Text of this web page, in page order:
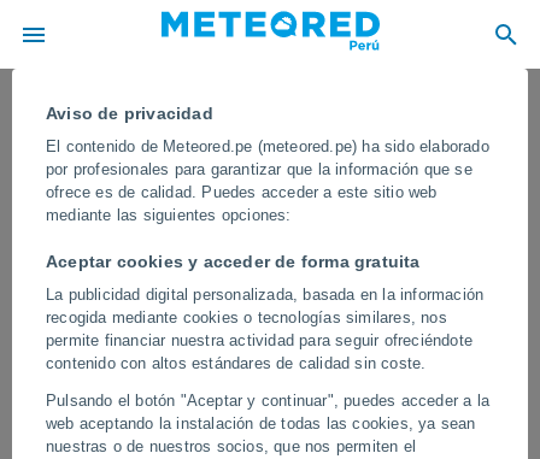
Aviso de privacidad
El contenido de Meteored.pe (meteored.pe) ha sido elaborado
por profesionales para garantizar que la información que se
ofrece es de calidad. Puedes acceder a este sitio web
mediante las siguientes opciones:
Aceptar cookies y acceder de forma gratuita
La publicidad digital personalizada, basada en la información
recogida mediante cookies o tecnologías similares, nos
permite financiar nuestra actividad para seguir ofreciéndote
contenido con altos estándares de calidad sin coste.
Pulsando el botón "Aceptar y continuar", puedes acceder a la
web aceptando la instalación de todas las cookies, ya sean
nuestras o de nuestros socios, que nos permiten el
¡Lluvias monzónicas extremas e
inundaciones azotan India! En algunas
regiones han caído más de 600 mm en